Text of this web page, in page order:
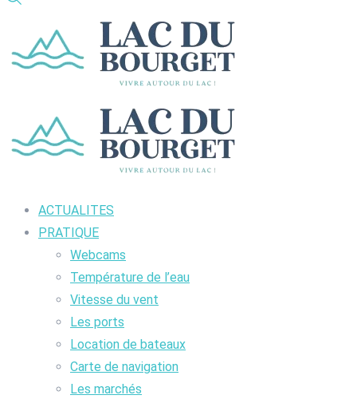
ACTUALITES
PRATIQUE
Webcams
Température de l’eau
Vitesse du vent
Les ports
Location de bateaux
Carte de navigation
Les marchés